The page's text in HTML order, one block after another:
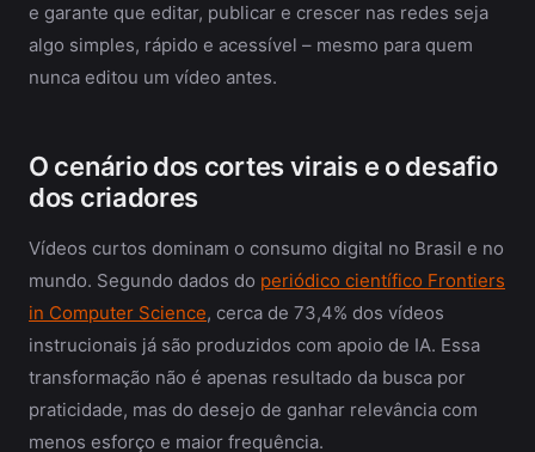
e garante que editar, publicar e crescer nas redes seja
algo simples, rápido e acessível – mesmo para quem
nunca editou um vídeo antes.
O cenário dos cortes virais e o desafio
dos criadores
Vídeos curtos dominam o consumo digital no Brasil e no
mundo. Segundo dados do periódico científico Frontiers
in Computer Science, cerca de 73,4% dos vídeos
instrucionais já são produzidos com apoio de IA. Essa
transformação não é apenas resultado da busca por
praticidade, mas do desejo de ganhar relevância com
menos esforço e maior frequência.